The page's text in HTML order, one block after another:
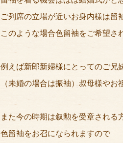
ご列席の立場が近いお身内様は留
このような場合色留袖をご希望さ
例えば新郎新婦様にとってのご兄
（未婚の場合は振袖）叔母様やお
また今の時期は叙勲を受章される
色留袖をお召になられますので